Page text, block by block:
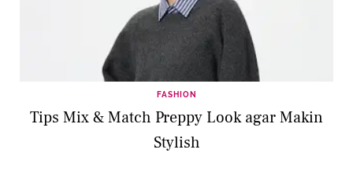
FASHION
Tips Mix & Match Preppy Look agar Makin
Stylish